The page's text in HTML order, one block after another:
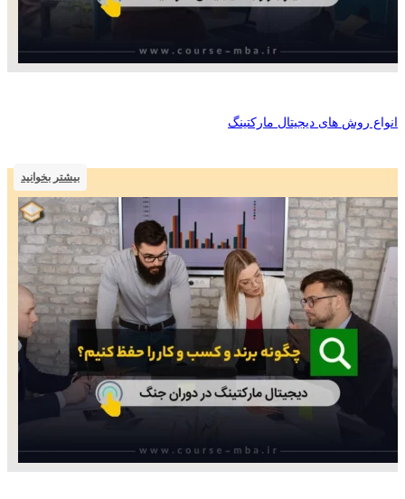
انواع روش های دیجیتال مارکتینگ
بیشتر بخوانید